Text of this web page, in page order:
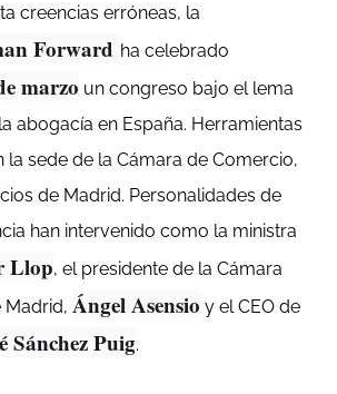
creencias erróneas, la
Forward ha celebrado
marzo un congreso bajo el lema
abogacía en España. Herramientas
la sede de la Cámara de Comercio,
de Madrid. Personalidades de
han intervenido como la ministra
Llop, el presidente de la Cámara
Madrid, Ángel Asensio y el CEO de
Sánchez Puig.